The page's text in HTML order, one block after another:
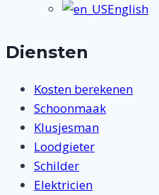
English
Diensten
Kosten berekenen
Schoonmaak
Klusjesman
Loodgieter
Schilder
Elektricien